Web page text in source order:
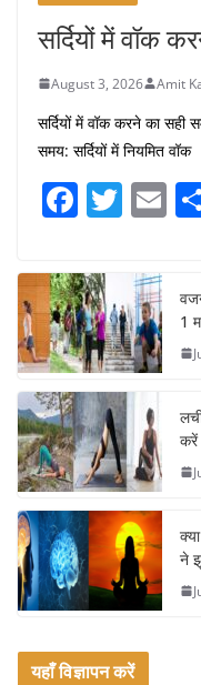
सर्दियों में वॉक
August 3, 2026 Amit
सर्दियों में वॉक करने का सही
समय: सर्दियों में नियमित वॉक
F
c
e
b
o
o
k
T
itt
er
E
1
करें
ने
यहाँ विज्ञापन करें